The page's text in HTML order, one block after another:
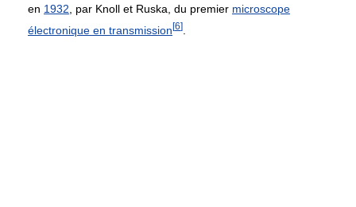
en 1932 , par Knoll et Ruska, du premier microscope
électronique en transmission [6]